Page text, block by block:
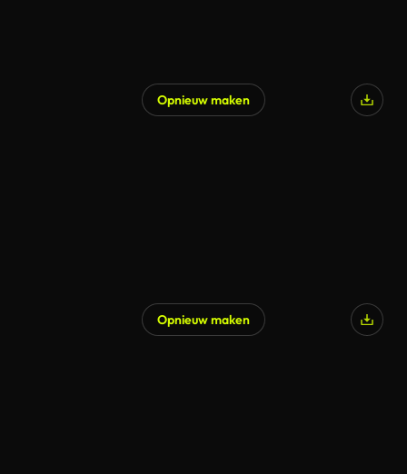
Opnieuw maken
Opnieuw maken